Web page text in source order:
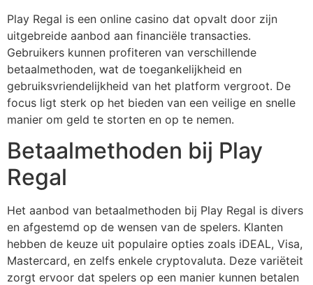
Play Regal is een online casino dat opvalt door zijn
uitgebreide aanbod aan financiële transacties.
Gebruikers kunnen profiteren van verschillende
betaalmethoden, wat de toegankelijkheid en
gebruiksvriendelijkheid van het platform vergroot. De
focus ligt sterk op het bieden van een veilige en snelle
manier om geld te storten en op te nemen.
Betaalmethoden bij Play
Regal
Het aanbod van betaalmethoden bij Play Regal is divers
en afgestemd op de wensen van de spelers. Klanten
hebben de keuze uit populaire opties zoals iDEAL, Visa,
Mastercard, en zelfs enkele cryptovaluta. Deze variëteit
zorgt ervoor dat spelers op een manier kunnen betalen